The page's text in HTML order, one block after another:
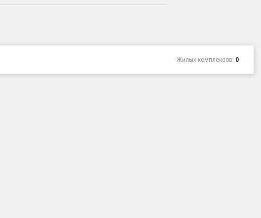
Жилых комплексов: 0